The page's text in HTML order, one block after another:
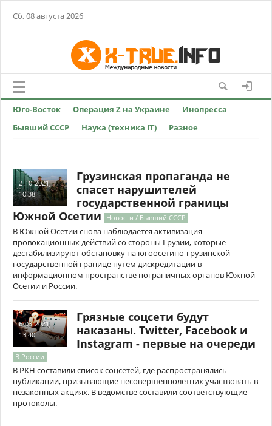
Сб, 08 августа 2026
Юго-Восток Операция Z на Украине
Инопресса
Бывший СССР
Наука (техника IT) Разное
2-10-2021,
10:38
Грузинская пропаганда не
спасет нарушителей
государственной границы
Южной Осетии
Новости / Бывший СССР
В Южной Осетии снова наблюдается активизация
провокационных действий со стороны Грузии, которые
дестабилизируют обстановку на югоосетино-грузинской
государственной границе путем дискредитации в
информационном пространстве пограничных органов Южной
Осетии и России.
6-03-2021,
13:40
Грязные соцсети будут
наказаны. Twitter, Facebook и
Instagram - первые на очереди
В России
В РКН составили список соцсетей, где распространялись
публикации, призывающие несовершеннолетних участвовать в
незаконных акциях. В ведомстве составили соответствующие
протоколы.